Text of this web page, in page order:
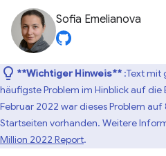
Sofia Emelianova
**Wichtiger Hinweis** :Text mit
häufigste Problem im Hinblick auf
Februar 2022 war dieses Problem
Startseiten vorhanden. Weitere
Million 2022 Report.